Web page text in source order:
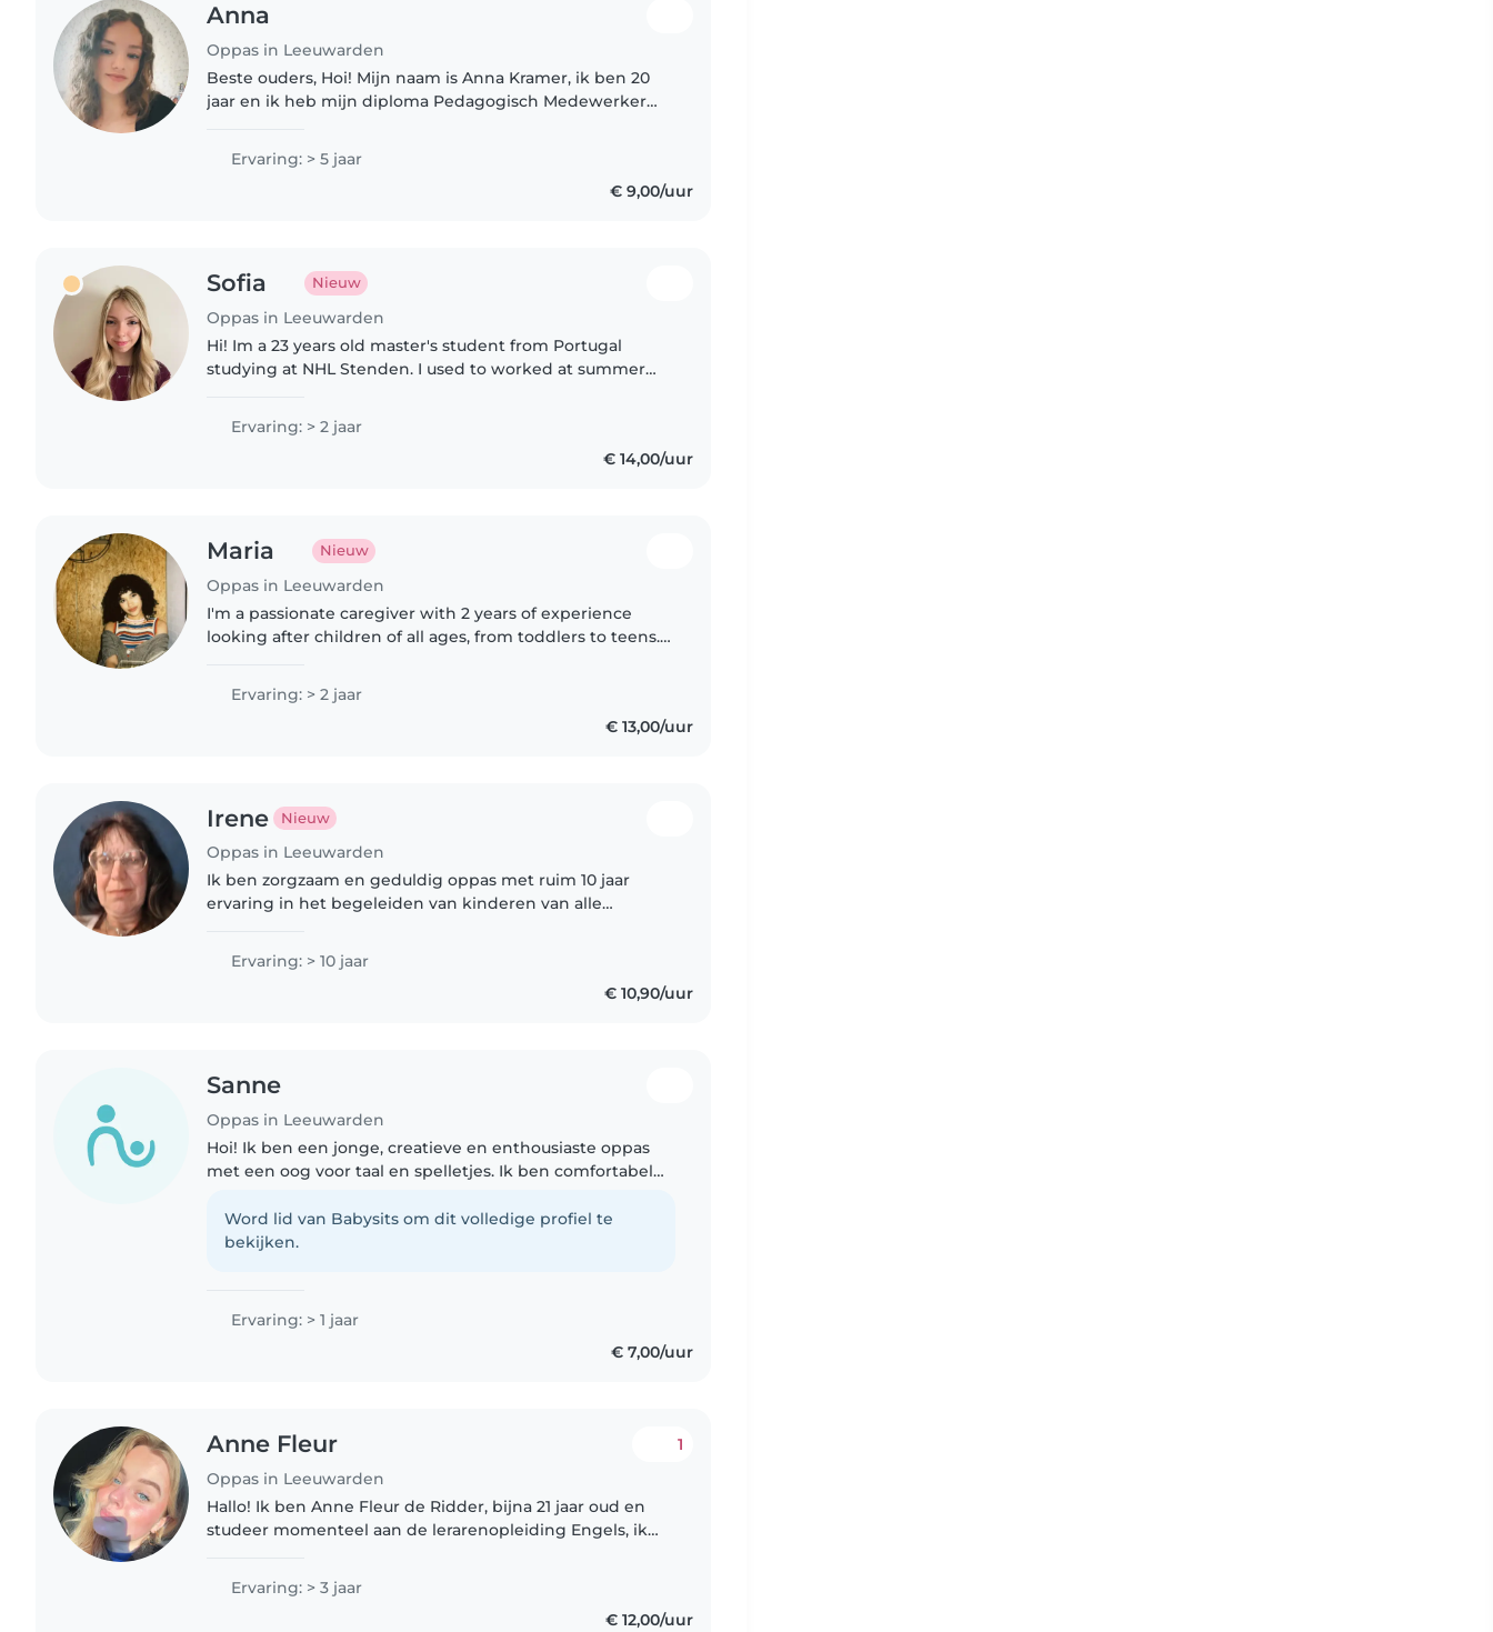
Anna
Oppas in Leeuwarden
Beste ouders, Hoi! Mijn naam is Anna Kramer, ik ben 20
jaar en ik heb mijn diploma Pedagogisch Medewerker
ervaring opgedaan over..
Ervaring: > 5 jaar
€ 9,00/uur
Sofia Nieuw
Oppas in Leeuwarden
Hi! Im a 23 years old master's student from Portugal
studying at NHL Stenden. I used to worked at summer
I'm really patient and..
Ervaring: > 2 jaar
€ 14,00/uur
Maria Nieuw
Oppas in Leeuwarden
I'm a passionate caregiver with 2 years of experience
looking after children of all ages, from toddlers to teens.
reading,..
Ervaring: > 2 jaar
€ 13,00/uur
Irene Nieuw
Oppas in Leeuwarden
Ik ben zorgzaam en geduldig oppas met ruim 10 jaar
ervaring in het begeleiden van kinderen van alle
aanwezig zijn en heb ervaring..
Ervaring: > 10 jaar
€ 10,90/uur
Sanne
Oppas in Leeuwarden
Hoi! Ik ben een jonge, creatieve en enthousiaste oppas
met een oog voor taal en spelletjes. Ik ben comfortabel
huiswerk. Ik begeleid graag..
Word lid van Babysits om dit volledige profiel te
bekijken.
Ervaring: > 1 jaar
€ 7,00/uur
Anne Fleur
Oppas in Leeuwarden
1
Hallo! Ik ben Anne Fleur de Ridder, bijna 21 jaar oud en
studeer momenteel aan de lerarenopleiding Engels, ik
passie voor muziek!..
Ervaring: > 3 jaar
€ 12,00/uur